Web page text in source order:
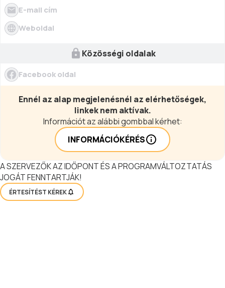
E-mail cím
Weboldal
Közösségi oldalak
Facebook oldal
Ennél az alap megjelenésnél az elérhetőségek,
linkek nem aktívak.
Információt az alábbi gombbal kérhet:
INFORMÁCIÓKÉRÉS
A SZERVEZŐK AZ IDŐPONT ÉS A PROGRAMVÁLTOZTATÁS
JOGÁT FENNTARTJÁK!
ÉRTESÍTÉST KÉREK